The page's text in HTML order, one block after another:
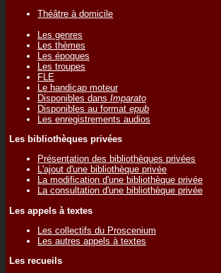
Théâtre à domicile
Les genres
Les thèmes
Les époques
Les troupes
FLE
Le handicap moteur
Disponibles dans Imparato
Disponibles au format epub
Les enregistrements audios
Les bibliothèques privées
Présentation des bibliothèques privées
L'ajout d'une bibliothèque privée
La modification d'une bibliothèque privée
La consultation d'une bibliothèque privée
Les appels à textes
Les collectifs du Proscenium
Les autres appels à textes
Les recueils